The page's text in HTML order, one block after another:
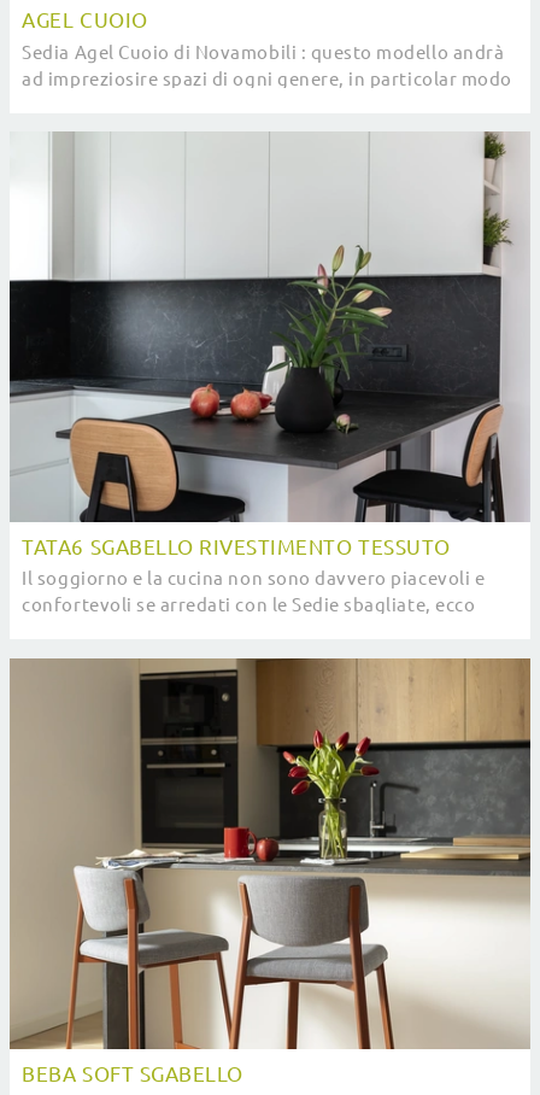
AGEL CUOIO
Sedia Agel Cuoio di Novamobili : questo modello andrà
ad impreziosire spazi di ogni genere, in particolar modo
TATA6 SGABELLO RIVESTIMENTO TESSUTO
Il soggiorno e la cucina non sono davvero piacevoli e
confortevoli se arredati con le Sedie sbagliate, ecco
BEBA SOFT SGABELLO